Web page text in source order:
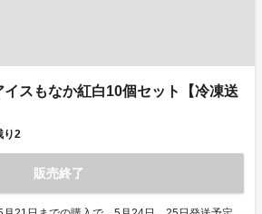
イスもなか紅白10個セット【冷凍送
り2
販売終了